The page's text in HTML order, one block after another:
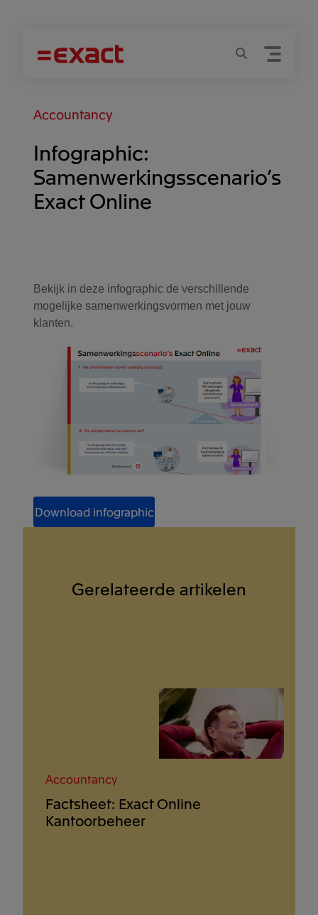
Menu
Zoeken
Accountancy
Infographic:
Samenwerkingsscenario’s
Exact Online
Bekijk in deze infographic de verschillende
mogelijke samenwerkingsvormen met jouw
klanten.
Download infographic
Gerelateerde artikelen
Accountancy
Factsheet: Exact Online
Kantoorbeheer